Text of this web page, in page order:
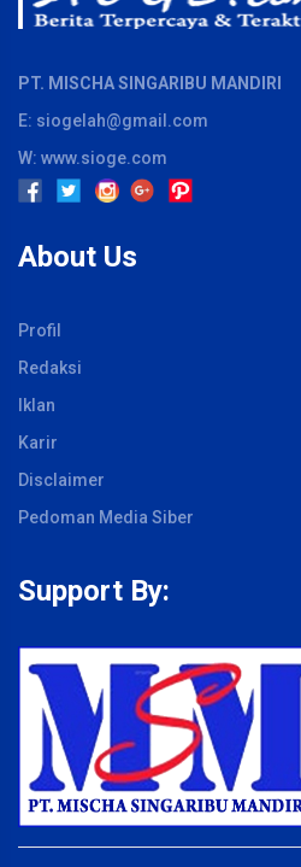
PT. MISCHA SINGARIBU MANDIRI
E: siogelah@gmail.com
W: www.sioge.com
About Us
Profil
Redaksi
Iklan
Karir
Disclaimer
Pedoman Media Siber
Support By: